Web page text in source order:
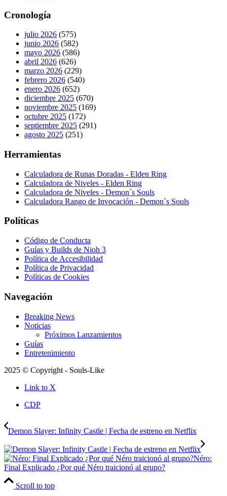
Cronología
julio 2026 (575)
junio 2026 (582)
mayo 2026 (586)
abril 2026 (626)
marzo 2026 (229)
febrero 2026 (540)
enero 2026 (652)
diciembre 2025 (670)
noviembre 2025 (169)
octubre 2025 (172)
septiembre 2025 (291)
agosto 2025 (251)
Herramientas
Calculadora de Runas Doradas - Elden Ring
Calculadora de Niveles - Elden Ring
Calculadora de Niveles - Demon´s Souls
Calculadora Rango de Invocación - Demon´s Souls
Políticas
Código de Conducta
Guías y Builds de Nioh 3
Política de Accesibilidad
Política de Privacidad
Políticas de Cookies
Navegación
Breaking News
Noticias
Próximos Lanzamientos
Guías
Entretenimiento
2025 © Copyright - Souls-Like
Link to X
CDP
Demon Slayer: Infinity Castle | Fecha de estreno en Netflix
Néro:
Final Explicado ¿Por qué Néro traicionó al grupo?
Scroll to top